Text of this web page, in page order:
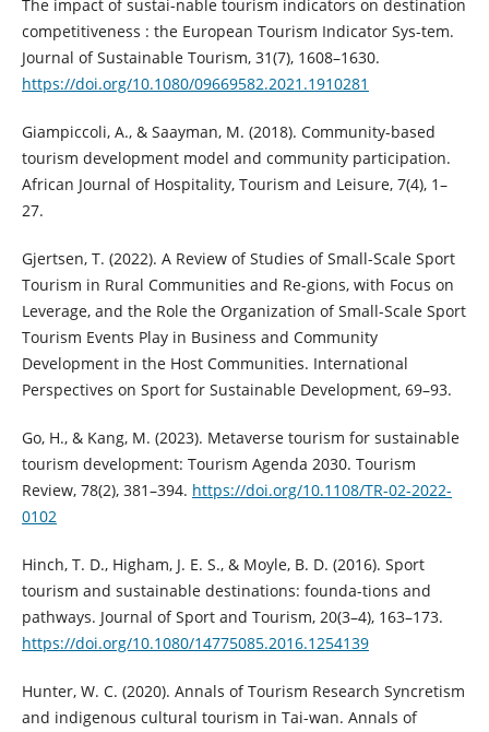
The impact of sustai-nable tourism indicators on destination
competitiveness : the European Tourism Indicator Sys-tem.
Journal of Sustainable Tourism, 31(7), 1608–1630.
https://doi.org/10.1080/09669582.2021.1910281
Giampiccoli, A., & Saayman, M. (2018). Community-based
tourism development model and community participation.
African Journal of Hospitality, Tourism and Leisure, 7(4), 1–
27.
Gjertsen, T. (2022). A Review of Studies of Small-Scale Sport
Tourism in Rural Communities and Re-gions, with Focus on
Leverage, and the Role the Organization of Small-Scale Sport
Tourism Events Play in Business and Community
Development in the Host Communities. International
Perspectives on Sport for Sustainable Development, 69–93.
Go, H., & Kang, M. (2023). Metaverse tourism for sustainable
tourism development: Tourism Agenda 2030. Tourism
Review, 78(2), 381–394. https://doi.org/10.1108/TR-02-2022-
0102
Hinch, T. D., Higham, J. E. S., & Moyle, B. D. (2016). Sport
tourism and sustainable destinations: founda-tions and
pathways. Journal of Sport and Tourism, 20(3–4), 163–173.
https://doi.org/10.1080/14775085.2016.1254139
Hunter, W. C. (2020). Annals of Tourism Research Syncretism
and indigenous cultural tourism in Tai-wan. Annals of